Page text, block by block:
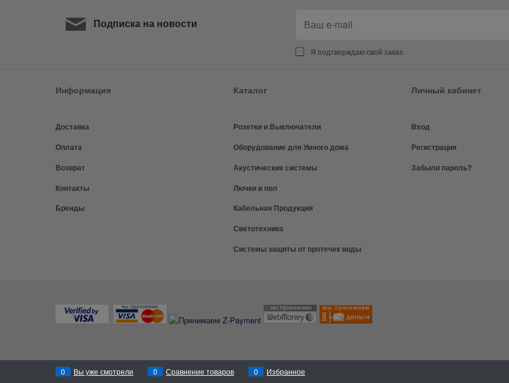
Подписка на новости
Я подтверждаю свой заказ.
Информация
Доставка
Оплата
Возврат
Контакты
Бренды
Каталог
Розетки и Выключатели
Оборудование для Умного дома
Акустические системы
Лючки в пол
Кабельная Продукция
Светотехника
Системы защиты от протечек воды
Личный кабинет
Вход
Регистрация
Забыли пароль?
0 Вы уже смотрели 0 Сравнение товаров 0 Избранное